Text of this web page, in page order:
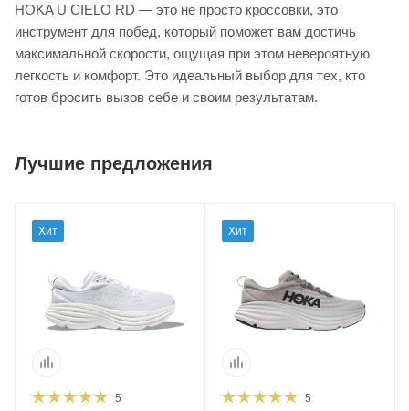
HOKA U CIELO RD — это не просто кроссовки, это
инструмент для побед, который поможет вам достичь
максимальной скорости, ощущая при этом невероятную
легкость и комфорт. Это идеальный выбор для тех, кто
готов бросить вызов себе и своим результатам.
Лучшие предложения
Хит
5
Хит
5